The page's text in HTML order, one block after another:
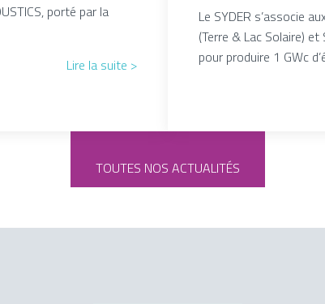
porté par la
Lire la suite >
Le SYDER s’associe
(Terre & Lac Solaire) et
pour produire 1 GWc
TOUTES NOS ACTUALITÉS